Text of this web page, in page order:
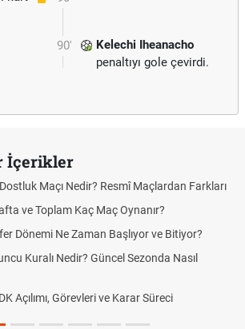
90'
Kelechi Iheanacho
penaltıyı gole çevirdi.
İçerikler
Dostluk Maçı Nedir? Resmî Maçlardan Farkları
ve Toplam Kaç Maç Oynanır?
Dönemi Ne Zaman Başlıyor ve Bitiyor?
Kuralı Nedir? Güncel Sezonda Nasıl
Açılımı, Görevleri ve Karar Süreci